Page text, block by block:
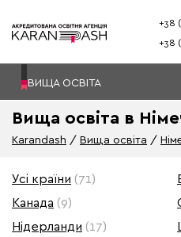
+38
+38
ВИЩА ОСВІТА
Вища освіта в
Karandash Вища освіта
Усі країни (71)
Канада (9)
Нідерланди (17)